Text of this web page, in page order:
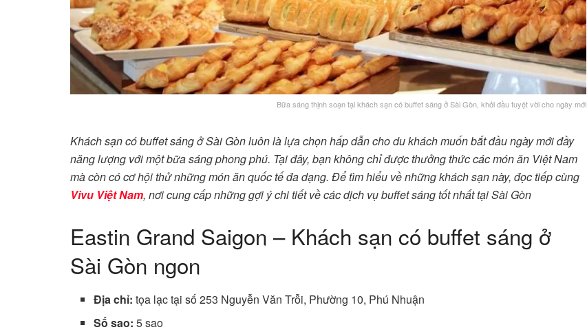
Bữa sáng thịnh soạn tại khách sạn có buffet sáng ở Sài Gòn, khởi đầu tuyệt vời cho ngày mới
Khách sạn có buffet sáng ở Sài Gòn luôn là lựa chọn hấp dẫn cho du khách muốn bắt đầu ngày mới đầy
năng lượng với một bữa sáng phong phú. Tại đây, bạn không chỉ được thưởng thức các món ăn Việt Nam
mà còn có cơ hội thử những món ăn quốc tế đa dạng. Để tìm hiểu về những khách sạn này, đọc tiếp cùng
Vivu Việt Nam, nơi cung cấp những gợi ý chi tiết về các dịch vụ buffet sáng tốt nhất tại Sài Gòn​
Eastin Grand Saigon – Khách sạn có buffet sáng ở
Sài Gòn ngon
Địa chỉ:tọa lạc tại số 253 Nguyễn Văn Trỗi, Phường 10, Phú Nhuận
Số sao:5 sao